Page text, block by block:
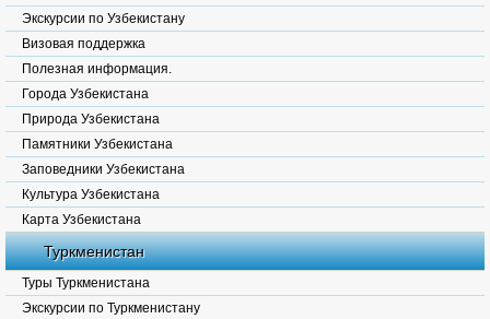
Экскурсии по Узбекистану
Визовая поддержка
Полезная информация.
Города Узбекистана
Природа Узбекистана
Памятники Узбекистана
Заповедники Узбекистана
Культура Узбекистана
Карта Узбекистана
Туркменистан
Туры Туркменистана
Экскурсии по Туркменистану